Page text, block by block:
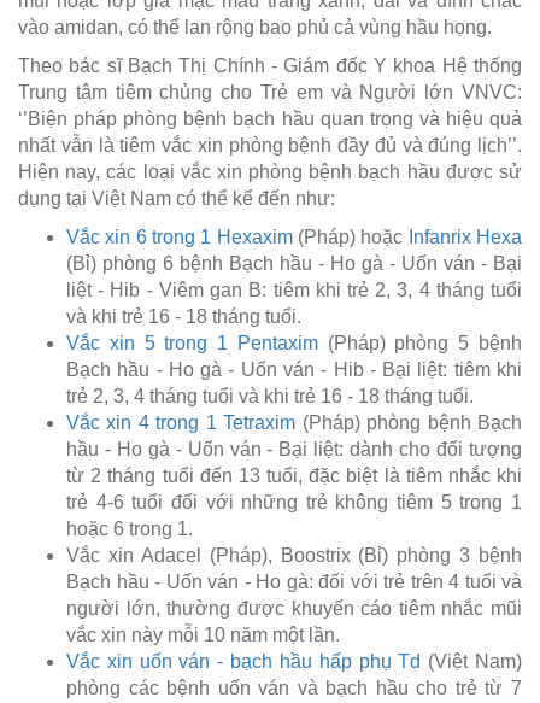
vào amidan, có thể lan rộng bao phủ cả vùng hầu họng.
Theo bác sĩ Bạch Thị Chính - Giám đốc Y khoa Hệ thống
Trung tâm tiêm chủng cho Trẻ em và Người lớn VNVC:
‘’Biện pháp phòng bệnh bạch hầu quan trọng và hiệu quả
nhất vẫn là tiêm vắc xin phòng bệnh đầy đủ và đúng lịch’’.
Hiện nay, các loại vắc xin phòng bệnh bạch hầu được sử
dụng tại Việt Nam có thể kể đến như:
Vắc xin 6 trong 1 Hexaxim(Pháp) hoặc Infanrix Hexa
(Bỉ) phòng 6 bệnh Bạch hầu - Ho gà - Uốn ván - Bại
liệt - Hib - Viêm gan B: tiêm khi trẻ 2, 3, 4 tháng tuổi
và khi trẻ 16 - 18 tháng tuổi.
Vắc xin 5 trong 1 Pentaxim(Pháp) phòng 5 bệnh
Bạch hầu - Ho gà - Uốn ván - Hib - Bại liệt: tiêm khi
trẻ 2, 3, 4 tháng tuổi và khi trẻ 16 - 18 tháng tuổi.
Vắc xin 4 trong 1 Tetraxim (Pháp) phòng bệnh Bạch
hầu - Ho gà - Uốn ván - Bại liệt: dành cho đối tượng
từ 2 tháng tuổi đến 13 tuổi, đặc biệt là tiêm nhắc khi
trẻ 4-6 tuổi đối với những trẻ không tiêm 5 trong 1
hoặc 6 trong 1.
Vắc xin Adacel (Pháp), Boostrix (Bỉ) phòng 3 bệnh
Bạch hầu - Uốn ván - Ho gà: đối với trẻ trên 4 tuổi và
người lớn, thường được khuyến cáo tiêm nhắc mũi
vắc xin này mỗi 10 năm một lần.
Vắc xin uốn ván - bạch hầu hấp phụ Td (Việt Nam)
phòng các bệnh uốn ván và bạch hầu cho trẻ từ 7